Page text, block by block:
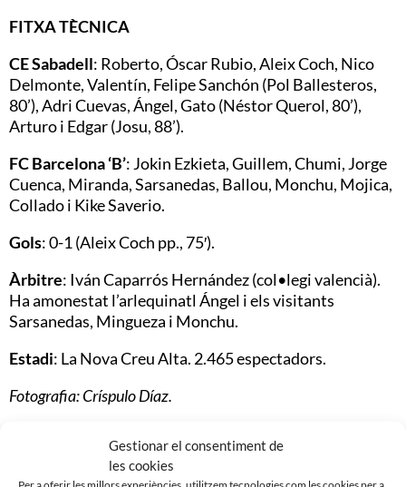
Gestionar el consentiment de
les cookies
Per a oferir les millors experiències, utilitzem tecnologies com les cookies per a
FITXA TÈCNICA
CE Sabadell: Roberto, Óscar Rubio, Aleix Coch, Nico
Delmonte, Valentín, Felipe Sanchón (Pol Ballesteros,
80’), Adri Cuevas, Ángel, Gato (Néstor Querol, 80’),
Arturo i Edgar (Josu, 88’).
FC Barcelona ‘B’: Jokin Ezkieta, Guillem, Chumi, Jorge
Cuenca, Miranda, Sarsanedas, Ballou, Monchu, Mojica,
Collado i Kike Saverio.
Gols: 0-1 (Aleix Coch pp., 75′).
Àrbitre: Iván Caparrós Hernández (col•legi valencià).
Ha amonestat l’arlequinatl Ángel i els visitants
Sarsanedas, Mingueza i Monchu.
Estadi: La Nova Creu Alta. 2.465 espectadors.
Fotografia: Críspulo Díaz.